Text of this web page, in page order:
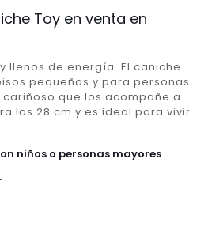
Toy en venta en
llenos de energía. El caniche
pequeños y para personas
que los acompañe a
los 28 cm y es ideal para vivir
niños o personas mayores